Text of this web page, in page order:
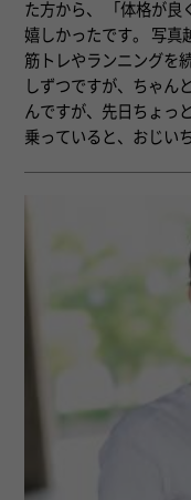
た方から、 「体格が良
嬉しかったです。 写真
筋トレやランニングを
しずつですが、ちゃん
んですが、先日ちょっ
乗っていると、おじい